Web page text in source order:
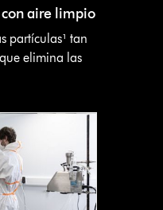
aire limpio
partículas¹ tan
elimina las